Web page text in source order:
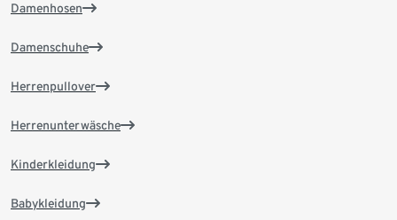
Damenhosen
Damenschuhe
Herrenpullover
Herrenunterwäsche
Kinderkleidung
Babykleidung